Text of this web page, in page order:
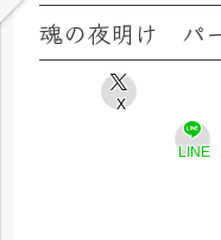
魂の夜明け パ
X
LINE